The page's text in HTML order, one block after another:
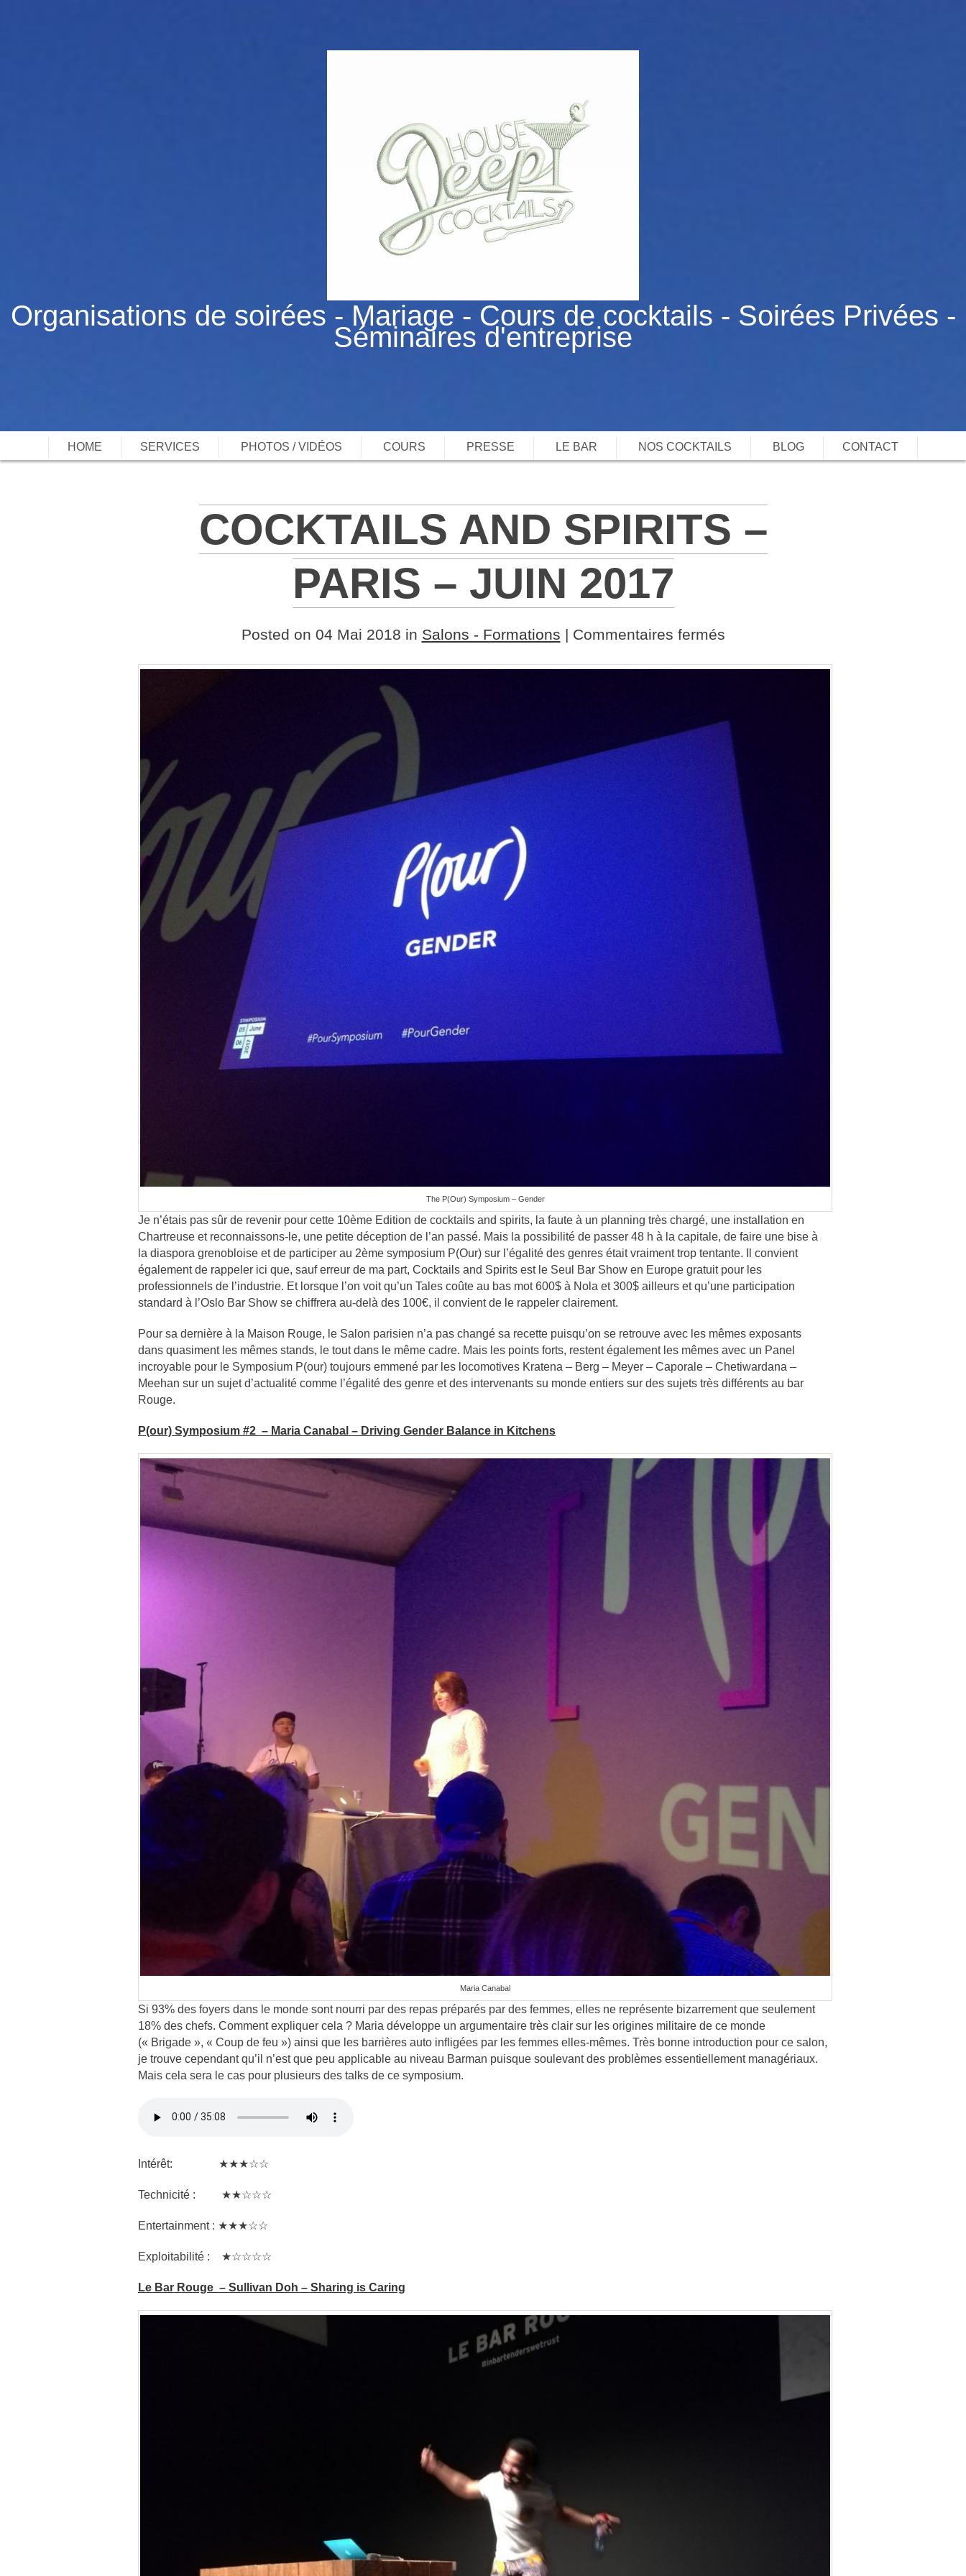
Organisations de soirées - Mariage - Cours de cocktails - Soirées Privées -
Séminaires d'entreprise
HOME SERVICES PHOTOS / VIDÉOS COURS PRESSE LE BAR NOS COCKTAILS BLOG CONTACT
COCKTAILS AND SPIRITS –
PARIS – JUIN 2017
Posted on 04 Mai 2018 in Salons - Formations | Commentaires ferméssur
and
Paris
–
Juin
2017
The P(Our) Symposium – Gender
Je n’étais pas sûr de revenir pour cette 10ème Edition de cocktails and spirits, la faute à un planning très chargé, une installation en
Chartreuse et reconnaissons-le, une petite déception de l’an passé. Mais la possibilité de passer 48 h à la capitale, de faire une bise à
la diaspora grenobloise et de participer au 2ème symposium P(Our) sur l’égalité des genres était vraiment trop tentante. Il convient
également de rappeler ici que, sauf erreur de ma part, Cocktails and Spirits est le Seul Bar Show en Europe gratuit pour les
professionnels de l’industrie. Et lorsque l’on voit qu’un Tales coûte au bas mot 600$ à Nola et 300$ ailleurs et qu’une participation
standard à l’Oslo Bar Show se chiffrera au-delà des 100€, il convient de le rappeler clairement.
Pour sa dernière à la Maison Rouge, le Salon parisien n’a pas changé sa recette puisqu’on se retrouve avec les mêmes exposants
dans quasiment les mêmes stands, le tout dans le même cadre. Mais les points forts, restent également les mêmes avec un Panel
incroyable pour le Symposium P(our) toujours emmené par les locomotives Kratena – Berg – Meyer – Caporale – Chetiwardana –
Meehan sur un sujet d’actualité comme l’égalité des genre et des intervenants su monde entiers sur des sujets très différents au bar
Rouge.
P(our) Symposium #2 – Maria Canabal – Driving Gender Balance in Kitchens
Maria Canabal
Si 93% des foyers dans le monde sont nourri par des repas préparés par des femmes, elles ne représente bizarrement que seulement
18% des chefs. Comment expliquer cela ? Maria développe un argumentaire très clair sur les origines militaire de ce monde
(« Brigade », « Coup de feu ») ainsi que les barrières auto infligées par les femmes elles-mêmes. Très bonne introduction pour ce salon,
je trouve cependant qu’il n’est que peu applicable au niveau Barman puisque soulevant des problèmes essentiellement managériaux.
Mais cela sera le cas pour plusieurs des talks de ce symposium.
Intérêt: ★★★☆☆
Technicité : ★★☆☆☆
Entertainment : ★★★☆☆
Exploitabilité : ★☆☆☆☆
Le Bar Rouge – Sullivan Doh – Sharing is Caring